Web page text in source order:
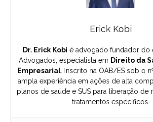
Erick Kobi
Dr. Erick Kobi é advogado fundador do
Advogados, especialista em Direito da
Empresarial. Inscrito na OAB/ES sob o
ampla experiência em ações de alta
planos de saúde e SUS para liberação de
tratamentos específicos.